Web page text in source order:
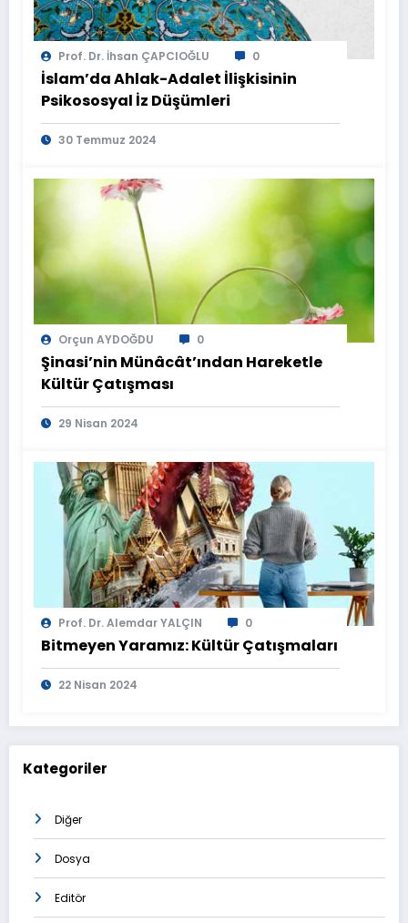
Prof. Dr. İhsan ÇAPCIOĞLU 0
İslam’da Ahlak-Adalet İlişkisinin
Psikososyal İz Düşümleri
30 Temmuz 2024
Orçun AYDOĞDU 0
Şinasi’nin Münâcât’ından Hareketle
Kültür Çatışması
29 Nisan 2024
Prof. Dr. Alemdar YALÇIN 0
Bitmeyen Yaramız: Kültür Çatışmaları
22 Nisan 2024
Kategoriler
Diğer
Dosya
Editör